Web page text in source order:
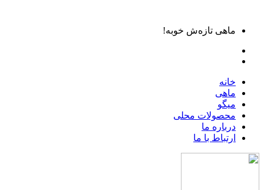
ماهی تازه‌ش خوبه!
خانه
ماهی
میگو
محصولات محلی
درباره ما
ارتباط با ما